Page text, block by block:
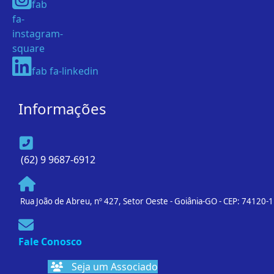
fab
fa-
instagram-
square
fab fa-linkedin
Informações
(62) 9 9687-6912
Rua João de Abreu, nº 427, Setor Oeste - Goiânia-GO - CEP: 74120-
Fale Conosco
Seja um Associado